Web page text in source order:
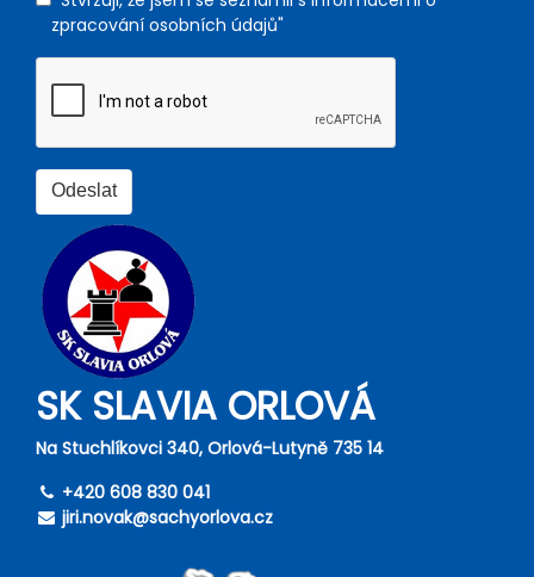
zpracování osobních údajů"
SK SLAVIA ORLOVÁ
Na Stuchlíkovci 340, Orlová-Lutyně 735 14
+420 608 830 041
jiri.novak@sachyorlova.cz